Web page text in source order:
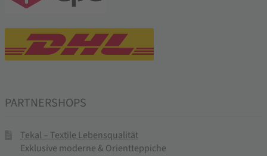
PARTNERSHOPS
Tekal – Textile Lebensqualität
Exklusive moderne & Orientteppiche